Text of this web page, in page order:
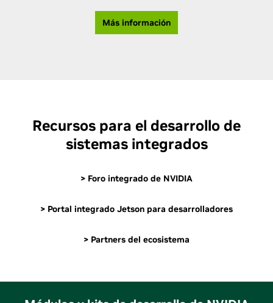
Más información
Recursos para el desarrollo de
sistemas integrados
> Foro integrado de NVIDIA
> Portal integrado Jetson para desarrolladores
> Partners del ecosistema